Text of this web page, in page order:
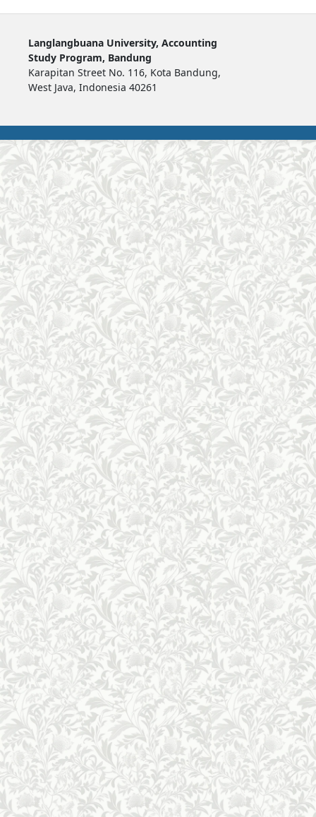
Langlangbuana University, Accounting
Study Program, Bandung
Karapitan Street No. 116, Kota Bandung,
West Java, Indonesia 40261